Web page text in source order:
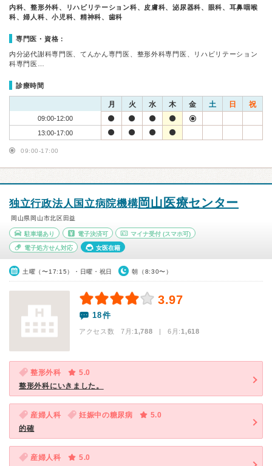
内科、整形外科、リハビリテーション科、皮膚科、泌尿器科、眼科、耳鼻咽喉
科、婦人科、小児科、精神科、歯科
専門医・資格：
内分泌代謝科専門医、てんかん専門医、整形外科専門医、リハビリテーション
科専門医…
診療時間
月 火 水 木 金 土 日 祝
09:00-12:00
13:00-17:00
09:00-17:00
独立行政法人国立病院機構岡山医療センター
岡山県岡山市北区田益
駐車場あり 電子決済可 マイナ受付 (スマホ可)
電子処方せん対応 女医在籍
土曜（〜17:15）・日曜・祝日 朝（8:30〜）
3.97
18件
アクセス数 7月:1,788 | 6月:1,618
整形外科
5.0
整形外科にいきました。
産婦人科 妊娠中の糖尿病
5.0
的確
産婦人科 5.0